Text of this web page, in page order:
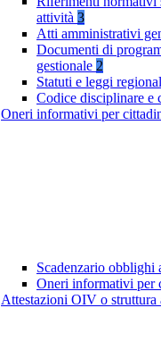
attività 3
Atti amministrativi
Documenti di
gestionale 2
Statuti e leggi
Codice disciplinare e
Oneri informativi per
Scadenzario obblighi
Oneri informativi per
Attestazioni OIV o struttura